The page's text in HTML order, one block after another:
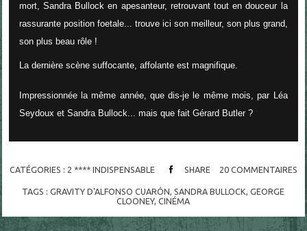
mort, Sandra Bullock en apesanteur, retrouvant tout en douceur la
rassurante position foetale... trouve ici son meilleur, son plus grand,
son plus beau rôle !
La dernière scène suffocante, affolante est magnifique.
Impressionnée la même année, que dis-je le même mois, par Léa
Seydoux et Sandra Bullock... mais que fait Gérard Butler ?
CATÉGORIES : 2 **** INDISPENSABLE SHARE 20 COMMENTAIRES
TAGS :GRAVITY D'ALFONSO CUARÓN,SANDRA BULLOCK,GEORGE
CLOONEY,CINÉMA